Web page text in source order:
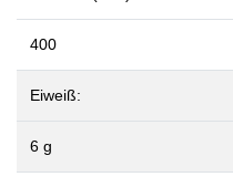
400
Eiweiß:
6 g